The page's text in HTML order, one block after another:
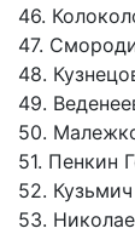
46.
47.
48.
49.
50.
51. Пенкин
52.
53.